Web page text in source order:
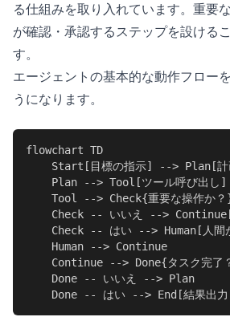
る仕組みを取り入れています。重要
が確認・承認するステップを設ける
す。
エージェントの基本的な動作フロー
うになります。
flowchart TD
Start[目標の指示] --> Plan[計
    Plan --> Tool[ツール呼び出し]
Tool --> Check{重要な操作か？
Check -- いいえ --> Continue[
Check -- はい --> Human[人間
    Human --> Continue
Continue --> Done{タスク完了
    Done -- いいえ --> Plan
Done -- はい --> End[結果出力